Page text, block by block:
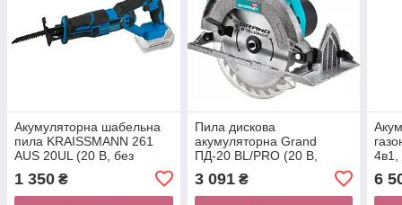
Акумуляторна шабельна
пила KRAISSMANN 261
AUS 20UL (20 В, без
акумулятора і зарядного
пристрою)
1 350 ₴
Пила дискова
акумуляторна Grand
ПД-20 BL/PRO (20 В,
акумулятора та ЗП)
3 091₴
4в1,
6